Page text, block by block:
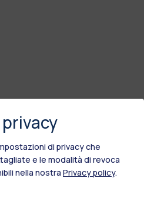
di privacy che
e le modalità di revoca
nella nostra Privacy policy.